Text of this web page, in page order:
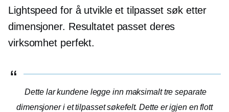
Lightspeed for å utvikle et tilpasset søk etter
dimensjoner. Resultatet passet deres
virksomhet perfekt.
Dette lar kundene legge inn maksimalt tre separate
dimensjoner i et tilpasset søkefelt. Dette er igjen en flott